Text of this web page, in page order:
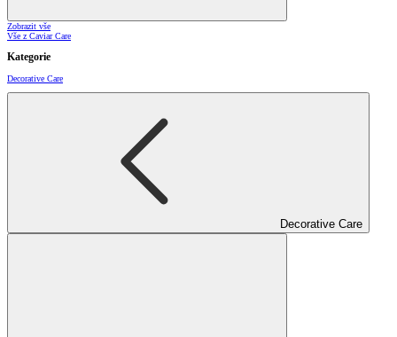
Zobrazit vše
Vše z Caviar Care
Kategorie
Decorative Care
Decorative Care